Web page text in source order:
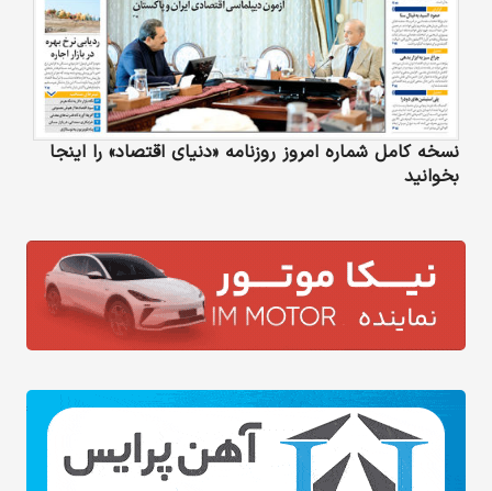
نسخه کامل شماره امروز روزنامه «دنیای‌ اقتصاد» را اینجا
بخوانید